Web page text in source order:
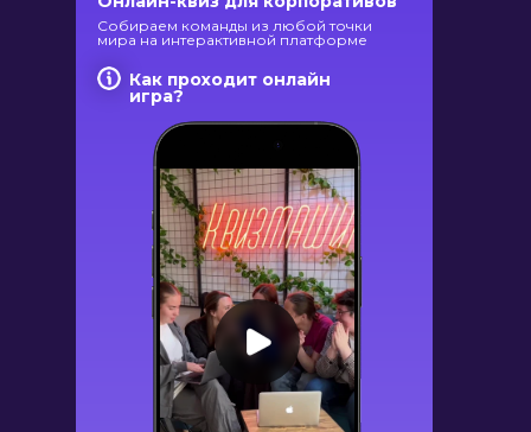
Собираем команды из любой точки
мира на интерактивной платформе
Как проходит онлайн
игра?